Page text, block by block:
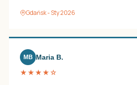
Gdańsk - Sty 2026
MB Maria B.
★★★★☆